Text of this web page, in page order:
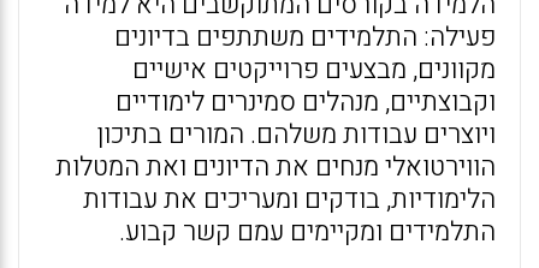
פעילה: התלמידים משתתפים בדיונים
מקוונים, מבצעים פרוייקטים אישיים
וקבוצתיים, מנהלים סמינרים לימודיים
ויוצרים עבודות משלהם. המורים בתיכון
הווירטואלי מנחים את הדיונים ואת המטלות
הלימודיות, בודקים ומעריכים את עבודות
התלמידים ומקיימים עמם קשר קבוע.